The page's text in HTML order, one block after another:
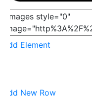
Add Element
Add New Row